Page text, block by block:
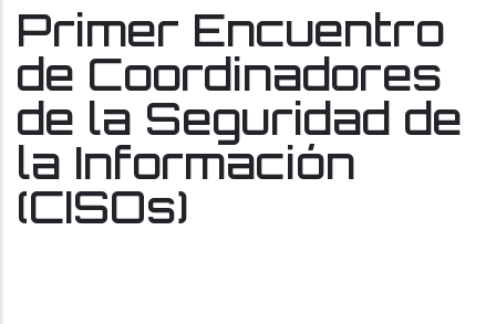
Primer Encuentro
de Coordinadores
de la Seguridad de
la Información
(CISOs)